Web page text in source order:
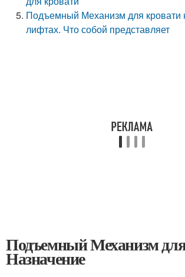
Подъемный Механизм для кровати
лифтах. Что собой представляет
Подъемный Механизм
Назначение